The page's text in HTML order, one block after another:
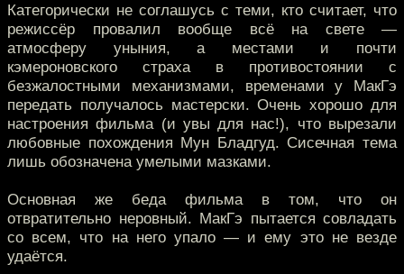
Категорически не соглашусь с теми, кто считает, что
режиссёр провалил вообще всё на свете —
атмосферу уныния, а местами и почти
кэмероновского страха в противостоянии с
безжалостными механизмами, временами у МакГэ
передать получалось мастерски. Очень хорошо для
настроения фильма (и увы для нас!), что вырезали
любовные похождения Мун Бладгуд. Сисечная тема
лишь обозначена умелыми мазками.
Основная же беда фильма в том, что он
отвратительно неровный. МакГэ пытается совладать
со всем, что на него упало — и ему это не везде
удаётся.